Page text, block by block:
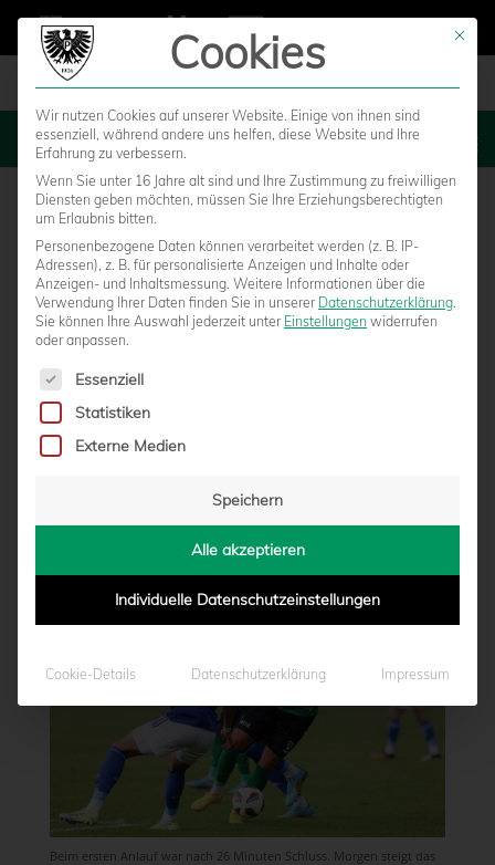
MENU
NACHHOLSPIEL AUF SCHALKE: TEIL II DER
vonMoritz Schwegmann|22.11.2022 - 16:12
Beim ersten Anlauf war nach 26 Minuten Schluss. Morgen steigt das
Mit
Cookies
Wir nutzen Cookies auf unserer Website. Einige von ihnen sind
essenziell, während andere uns helfen, diese Website und Ihre
Erfahrung zu verbessern.
Wenn Sie unter 16 Jahre alt sind und Ihre Zustimmung zu freiwilligen
Diensten geben möchten, müssen Sie Ihre Erziehungsberechtigten
um Erlaubnis bitten.
Personenbezogene Daten können verarbeitet werden (z. B. IP-
Adressen), z. B. für personalisierte Anzeigen und Inhalte oder
Anzeigen- und Inhaltsmessung. Weitere Informationen über die
Verwendung Ihrer Daten finden Sie in unserer Datenschutzerklärung.
Sie können Ihre Auswahl jederzeit unter Einstellungen widerrufen
oder anpassen.
Es folgt eine Liste der Service-Gruppen, für die eine
Essenziell
Statistiken
Externe Medien
Speichern
Alle akzeptieren
Individuelle Datenschutzeinstellungen
Cookie-Details Datenschutzerklärung Impressum